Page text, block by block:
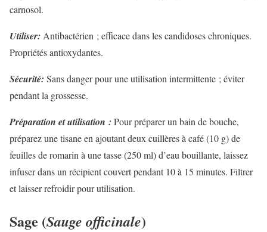
carnosol.
Utiliser: Antibactérien ; efficace dans les candidoses chroniques.
Propriétés antioxydantes.
Sécurité: Sans danger pour une utilisation intermittente ; éviter
pendant la grossesse.
Préparation et utilisation : Pour préparer un bain de bouche,
préparez une tisane en ajoutant deux cuillères à café (10 g) de
feuilles de romarin à une tasse (250 ml) d’eau bouillante, laissez
infuser dans un récipient couvert pendant 10 à 15 minutes. Filtrer
et laisser refroidir pour utilisation.
Sage (Sauge officinale)